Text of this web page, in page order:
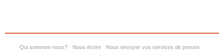
Qui sommes-nous? Nous écrire
Nous envoyer vos services de presse